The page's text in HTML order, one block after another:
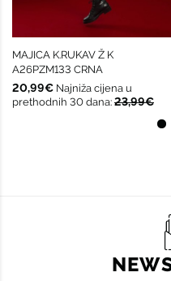
MAJICA K.RUKAV Ž K
A26PZM133 CRNA
20,99€ Najniža cijena u
prethodnih 30 dana: 23,99€